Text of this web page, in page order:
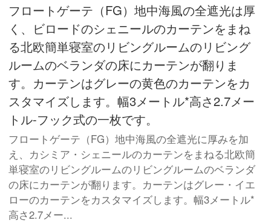
フロートゲーテ（FG）地中海風の全遮光は厚
く、ビロードのシェニールのカーテンをまね
る北欧簡単寝室のリビングルームのリビング
ルームのベランダの床にカーテンが翻りま
す。カーテンはグレーの黄色のカーテンをカ
スタマイズします。幅3メートル*高さ2.7メー
トル-フック式の一枚です。
フロートゲーテ（FG）地中海風の全遮光に厚みを加
え、カシミア・シェニールのカーテンをまねる北欧簡
単寝室のリビングルームのリビングルームのベランダ
の床にカーテンが翻ります。カーテンはグレー・イエ
ローのカーテンをカスタマイズします。幅3メートル*
高さ2.7メー...